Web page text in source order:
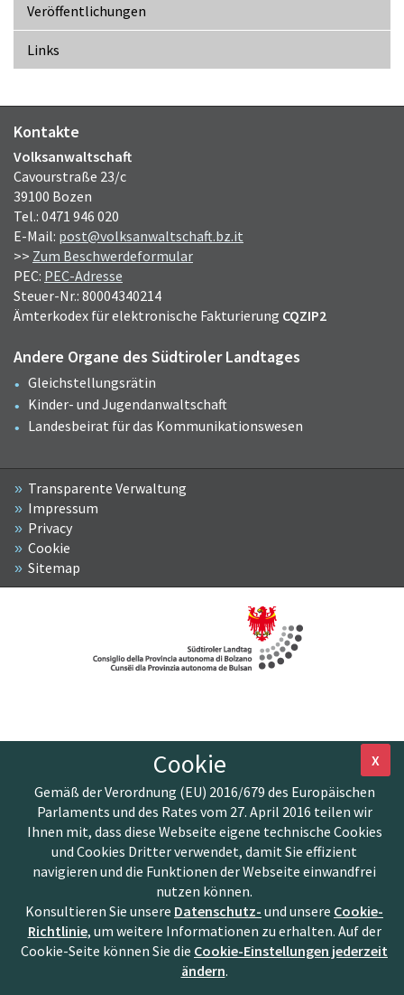
Veröffentlichungen
Links
Kontakte
Volksanwaltschaft
Cavourstraße 23/c
39100 Bozen
Tel.: 0471 946 020
E-Mail: post@volksanwaltschaft.bz.it
>> Zum Beschwerdeformular
PEC: PEC-Adresse
Steuer-Nr.: 80004340214
Ämterkodex für elektronische Fakturierung CQZIP2
Andere Organe des Südtiroler Landtages
Gleichstellungsrätin
Kinder- und Jugendanwaltschaft
Landesbeirat für das Kommunikationswesen
Transparente Verwaltung
Impressum
Privacy
Cookie
Sitemap
X
Cookie
Gemäß der Verordnung (EU) 2016/679 des Europäischen
Parlaments und des Rates vom 27. April 2016 teilen wir
Ihnen mit, dass diese Webseite eigene technische Cookies
und Cookies Dritter verwendet, damit Sie effizient
navigieren und die Funktionen der Webseite einwandfrei
nutzen können.
Konsultieren Sie unsere Datenschutz- und unsere Cookie-
Richtlinie, um weitere Informationen zu erhalten. Auf der
Cookie-Seite können Sie die Cookie-Einstellungen jederzeit
ändern.